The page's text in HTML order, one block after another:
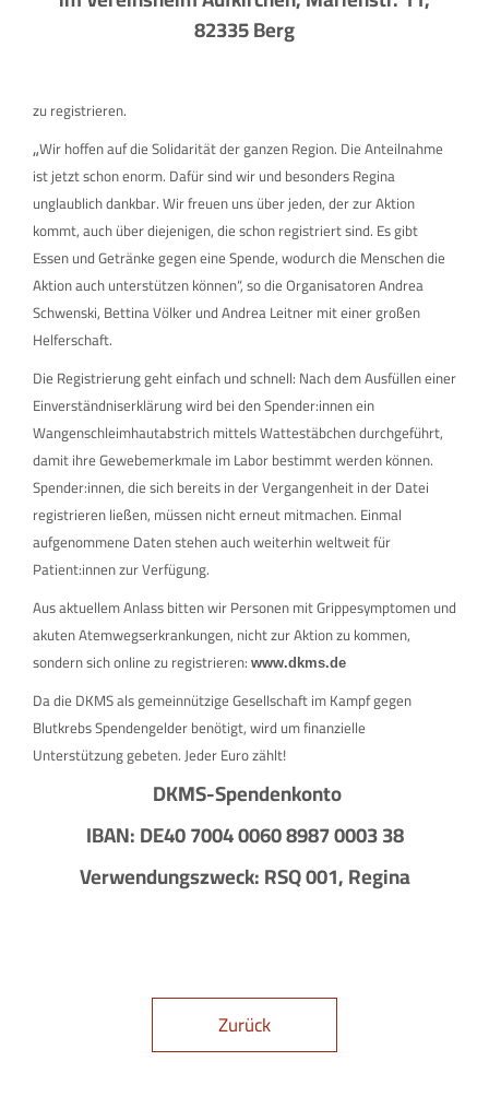
82335 Berg
zu registrieren.
„Wir hoffen auf die Solidarität der ganzen Region. Die Anteilnahme
ist jetzt schon enorm. Dafür sind wir und besonders Regina
unglaublich dankbar. Wir freuen uns über jeden, der zur Aktion
kommt, auch über diejenigen, die schon registriert sind. Es gibt
Essen und Getränke gegen eine Spende, wodurch die Menschen die
Aktion auch unterstützen können“, so die Organisatoren Andrea
Schwenski, Bettina Völker und Andrea Leitner mit einer großen
Helferschaft.
Die Registrierung geht einfach und schnell: Nach dem Ausfüllen einer
Einverständniserklärung wird bei den Spender:innen ein
Wangenschleimhautabstrich mittels Wattestäbchen durchgeführt,
damit ihre Gewebemerkmale im Labor bestimmt werden können.
Spender:innen, die sich bereits in der Vergangenheit in der Datei
registrieren ließen, müssen nicht erneut mitmachen. Einmal
aufgenommene Daten stehen auch weiterhin weltweit für
Patient:innen zur Verfügung.
Aus aktuellem Anlass bitten wir Personen mit Grippesymptomen und
akuten Atemwegserkrankungen, nicht zur Aktion zu kommen,
sondern sich online zu registrieren: www.dkms.de
Da die DKMS als gemeinnützige Gesellschaft im Kampf gegen
Blutkrebs Spendengelder benötigt, wird um finanzielle
Unterstützung gebeten. Jeder Euro zählt!
DKMS-Spendenkonto
IBAN: DE40 7004 0060 8987 0003 38
Verwendungszweck: RSQ 001, Regina
Zurück